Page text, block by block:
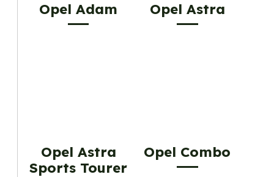
Opel Adam Opel Astra
Opel Astra
Sports Tourer
Opel Combo